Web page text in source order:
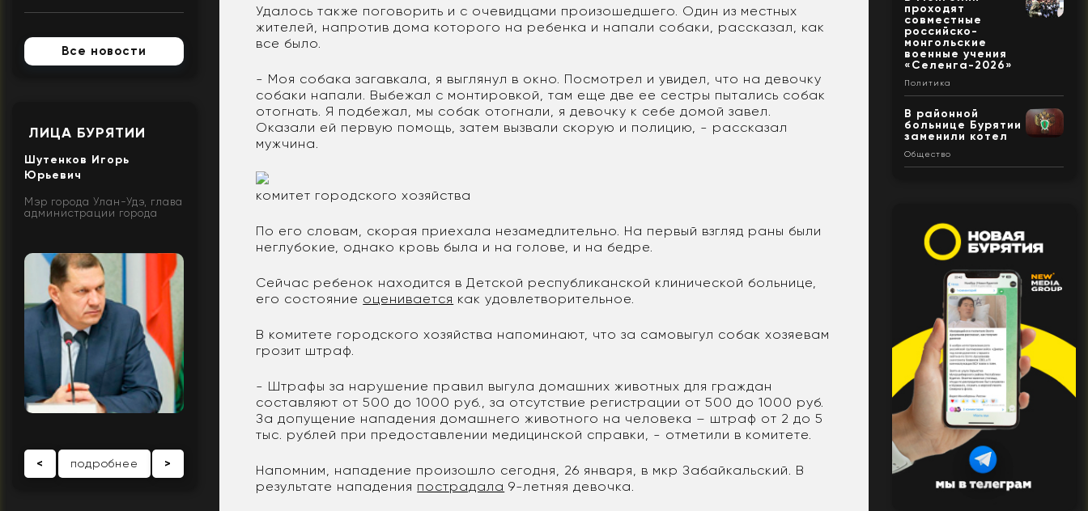
Все новости
ЛИЦА БУРЯТИИ
Шутенков Игорь
Юрьевич
Мэр города Улан-Удэ, глава
администрации города
< подробнее >
Удалось также поговорить и с очевидцами произошедшего. Один из местных
жителей, напротив дома которого на ребенка и напали собаки, рассказал, как
все было.
- Моя собака загавкала, я выглянул в окно. Посмотрел и увидел, что на девочку
собаки напали. Выбежал с монтировкой, там еще две ее сестры пытались собак
отогнать. Я подбежал, мы собак отогнали, я девочку к себе домой завел.
Оказали ей первую помощь, затем вызвали скорую и полицию, - рассказал
мужчина.
комитет городского хозяйства
По его словам, скорая приехала незамедлительно. На первый взгляд раны были
неглубокие, однако кровь была и на голове, и на бедре.
Сейчас ребенок находится в Детской республиканской клинической больнице,
его состояние оценивается как удовлетворительное.
В комитете городского хозяйства напоминают, что за самовыгул собак хозяевам
грозит штраф.
- Штрафы за нарушение правил выгула домашних животных для граждан
составляют от 500 до 1000 руб., за отсутствие регистрации от 500 до 1000 руб.
За допущение нападения домашнего животного на человека – штраф от 2 до 5
тыс. рублей при предоставлении медицинской справки, - отметили в комитете.
Напомним, нападение произошло сегодня, 26 января, в мкр Забайкальский. В
результате нападения пострадала 9-летняя девочка.
проходят
совместные
российско-
монгольские
военные учения
«Селенга-2026»
Политика
В районной
больнице Бурятии
заменили котел
Общество